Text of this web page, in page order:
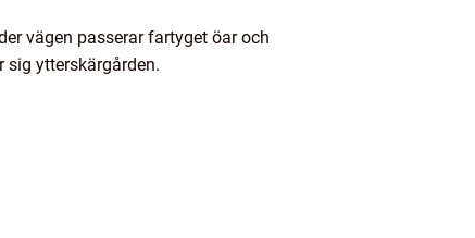
vägen passerar fartyget öar och
ytterskärgården.